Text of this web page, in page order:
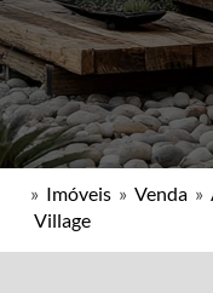
» Imóveis » Venda »
Village